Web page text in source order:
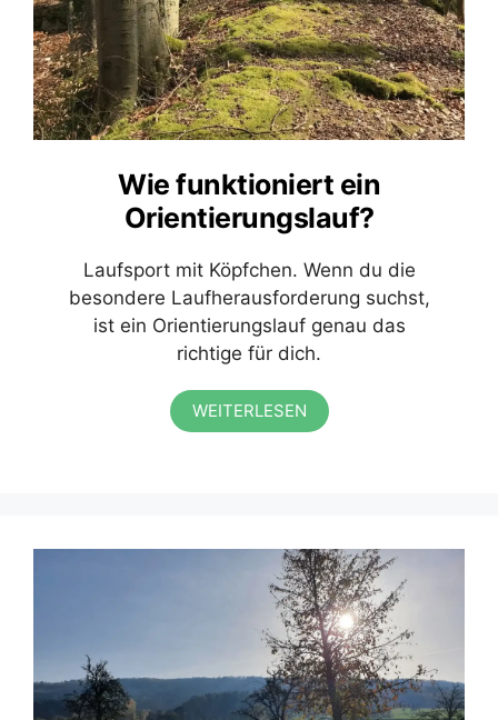
Wie funktioniert ein
Orientierungslauf?
Laufsport mit Köpfchen. Wenn du die
besondere Laufherausforderung suchst,
ist ein Orientierungslauf genau das
richtige für dich.
WEITERLESEN